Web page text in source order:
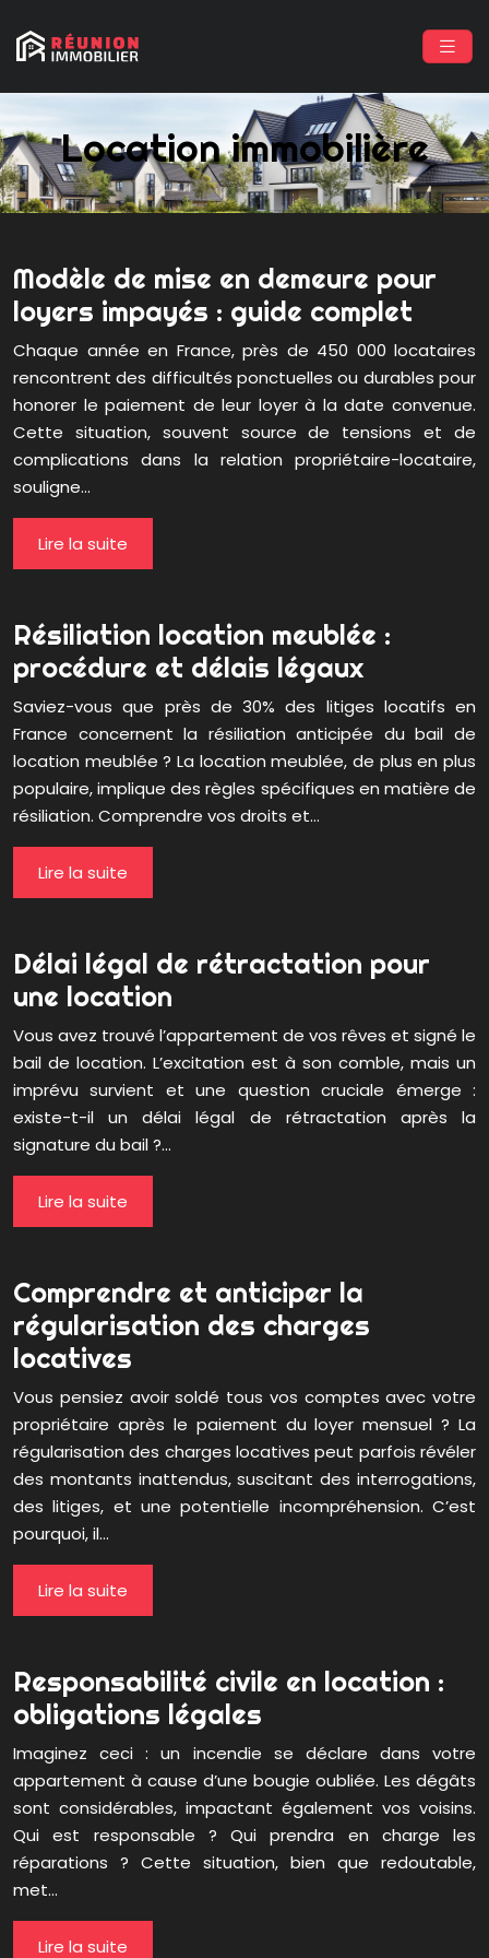
Location immobilière
Modèle de mise en demeure pour
loyers impayés : guide complet
Chaque année en France, près de 450 000 locataires
rencontrent des difficultés ponctuelles ou durables pour
honorer le paiement de leur loyer à la date convenue.
Cette situation, souvent source de tensions et de
complications dans la relation propriétaire-locataire,
souligne…
Lire la suite
Résiliation location meublée :
procédure et délais légaux
Saviez-vous que près de 30% des litiges locatifs en
France concernent la résiliation anticipée du bail de
location meublée ? La location meublée, de plus en plus
populaire, implique des règles spécifiques en matière de
résiliation. Comprendre vos droits et…
Lire la suite
Délai légal de rétractation pour
une location
Vous avez trouvé l’appartement de vos rêves et signé le
bail de location. L’excitation est à son comble, mais un
imprévu survient et une question cruciale émerge :
existe-t-il un délai légal de rétractation après la
signature du bail ?…
Lire la suite
Comprendre et anticiper la
régularisation des charges
locatives
Vous pensiez avoir soldé tous vos comptes avec votre
propriétaire après le paiement du loyer mensuel ? La
régularisation des charges locatives peut parfois révéler
des montants inattendus, suscitant des interrogations,
des litiges, et une potentielle incompréhension. C’est
pourquoi, il…
Lire la suite
Responsabilité civile en location :
obligations légales
Imaginez ceci : un incendie se déclare dans votre
appartement à cause d’une bougie oubliée. Les dégâts
sont considérables, impactant également vos voisins.
Qui est responsable ? Qui prendra en charge les
réparations ? Cette situation, bien que redoutable,
met…
Lire la suite